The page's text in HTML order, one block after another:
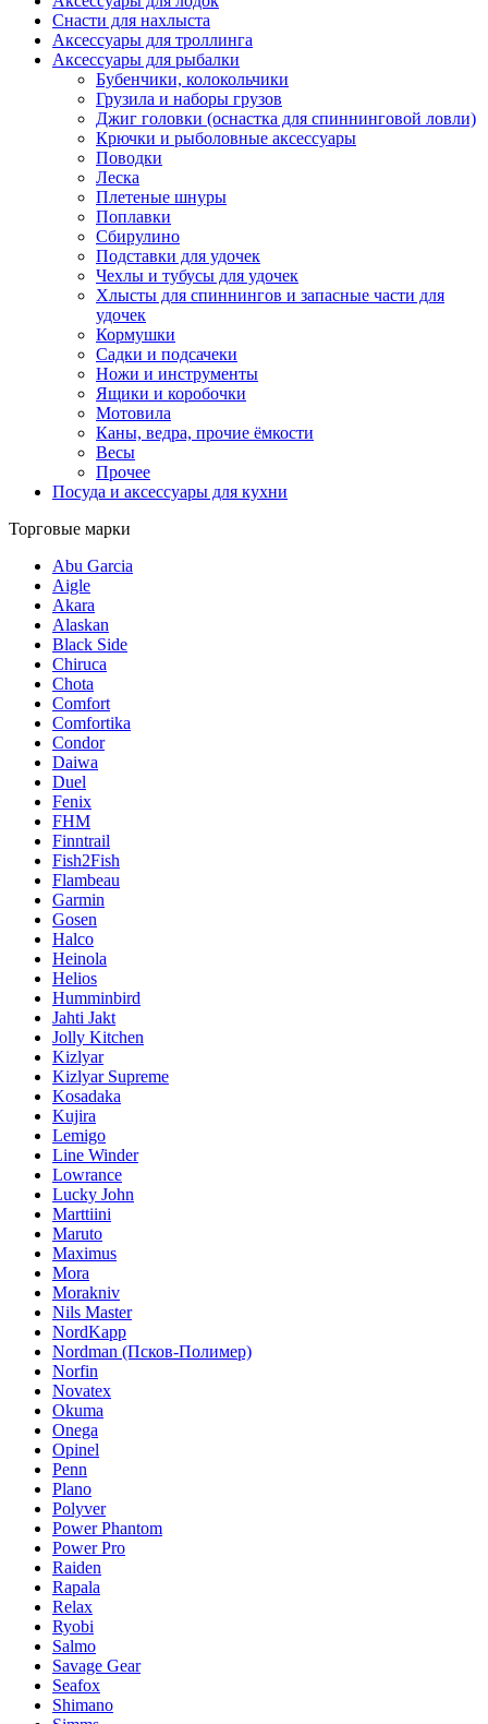
Снасти для нахлыста
Аксессуары для троллинга
Аксессуары для рыбалки
Бубенчики, колокольчики
Грузила и наборы грузов
Джиг головки (оснастка для спиннинговой ловли)
Крючки и рыболовные аксессуары
Поводки
Леска
Плетеные шнуры
Поплавки
Сбирулино
Подставки для удочек
Чехлы и тубусы для удочек
Хлысты для спиннингов и запасные части для
удочек
Кормушки
Садки и подсачеки
Ножи и инструменты
Ящики и коробочки
Мотовила
Каны, ведра, прочие ёмкости
Весы
Прочее
Посуда и аксессуары для кухни
Торговые марки
Abu Garcia
Aigle
Akara
Alaskan
Black Side
Chiruca
Chota
Comfort
Comfortika
Condor
Daiwa
Duel
Fenix
FHM
Finntrail
Fish2Fish
Flambeau
Garmin
Gosen
Halco
Heinola
Helios
Humminbird
Jahti Jakt
Jolly Kitchen
Kizlyar
Kizlyar Supreme
Kosadaka
Kujira
Lemigo
Line Winder
Lowrance
Lucky John
Marttiini
Maruto
Maximus
Mora
Morakniv
Nils Master
NordKapp
Nordman (Псков-Полимер)
Norfin
Novatex
Okuma
Onega
Opinel
Penn
Plano
Polyver
Power Phantom
Power Pro
Raiden
Rapala
Relax
Ryobi
Salmo
Savage Gear
Seafox
Shimano